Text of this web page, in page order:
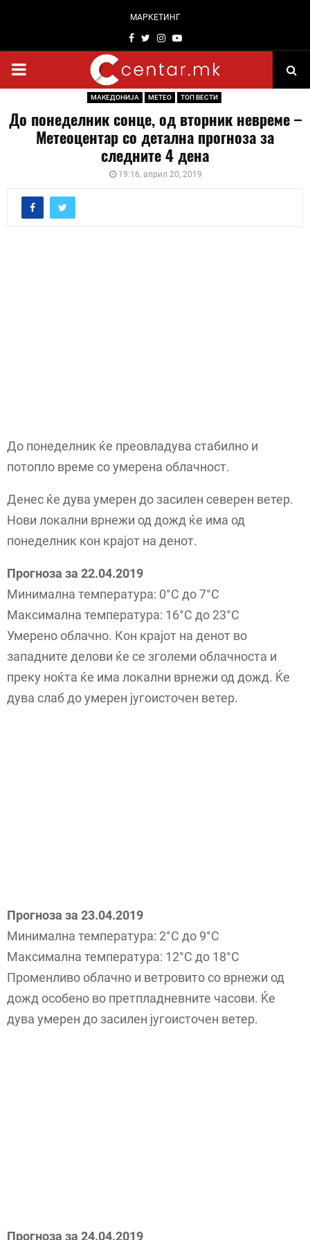
МАРКЕТИНГ
Facebook
TwitterInstagram
Youtube
PRIMARY
МАКЕДОНИЈА МЕТЕО ТОП ВЕСТИ
До понеделник сонце, од вторник невреме –
Метеоцентар со детална прогноза за
следните 4 дена
19:16, април 20, 2019
До понеделник ќе преовладува стабилно и
потопло време со умерена облачност.
Денес ќе дува умерен до засилен северен ветер.
Нови локални врнежи од дожд ќе има од
понеделник кон крајот на денот.
Прогноза за 22.04.2019
Минимална температура: 0°C до 7°C
Максимална температура: 16°С до 23°C
Умерено облачно. Кон крајот на денот во
западните делови ќе се зголеми облачноста и
преку ноќта ќе има локални врнежи од дожд. Ќе
дува слаб до умерен југоисточен ветер.
Прогноза за 23.04.2019
Минимална температура: 2°C до 9°C
Максимална температура: 12°C до 18°C
Променливо облачно и ветровито со врнежи од
дожд особено во претпладневните часови. Ќе
дува умерен до засилен југоисточен ветер.
Прогноза за 24.04.2019